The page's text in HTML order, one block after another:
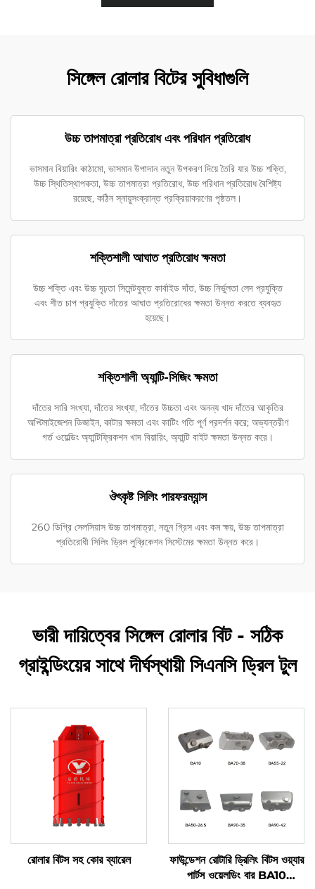
সিঙ্গেল রোলার বিটের সুবিধাগুলি
উচ্চ তাপমাত্রা প্রতিরোধ এবং পরিধান প্রতিরোধ
ভাসমান বিয়ারিং কাঠামো, ভাসমান উপাদান নতুন উপকরণ দিয়ে তৈরি যার উচ্চ শক্তি,
উচ্চ স্থিতিস্থাপকতা, উচ্চ তাপমাত্রা প্রতিরোধ, উচ্চ পরিধান প্রতিরোধ বৈশিষ্ট্য
রয়েছে, কঠিন স্নায়ুসংক্রান্ত প্রক্রিয়াকরণের পৃষ্ঠতল।
শক্তিশালী আঘাত প্রতিরোধ ক্ষমতা
উচ্চ শক্তি এবং উচ্চ দৃঢ়তা সিমেন্টযুক্ত কার্বাইড দাঁত, উচ্চ নির্ভুলতা লেদ প্রযুক্তি
এবং শীত চাপ প্রযুক্তি দাঁতের আঘাত প্রতিরোধের ক্ষমতা উন্নত করতে ব্যবহৃত
হয়েছে।
শক্তিশালী অ্যান্টি-সিজিং ক্ষমতা
দাঁতের সারি সংখ্যা, দাঁতের সংখ্যা, দাঁতের উচ্চতা এবং অনন্য খাদ দাঁতের আকৃতির
অপ্টিমাইজেশন ডিজাইন, কাটার ক্ষমতা এবং কাটিং গতি পূর্ণ প্রদর্শন করে; অভ্যন্তরীণ
গর্ত ওয়েল্ডিং অ্যান্টিফ্রিকশন খাদ বিয়ারিং, অ্যান্টি বাইট ক্ষমতা উন্নত করে।
ঔৎকৃষ্ট সিলিং পারফরম্যান্স
260 ডিগ্রি সেলসিয়াস উচ্চ তাপমাত্রা, নতুন গ্রিস এবং কম ক্ষয়, উচ্চ তাপমাত্রা
প্রতিরোধী সিলিং ড্রিল লুব্রিকেশন সিস্টেমের ক্ষমতা উন্নত করে।
ভারী দায়িত্বের সিঙ্গেল রোলার বিট - সঠিক
গ্রাইন্ডিংয়ের সাথে দীর্ঘস্থায়ী সিএনসি ড্রিল টুল
রোলার বিটস সহ কোর ব্যারেল
ফাউন্ডেশন রোটারি ড্রিলিং বিটস ওয়্যার
পার্টস ওয়েলডিং বার BA10